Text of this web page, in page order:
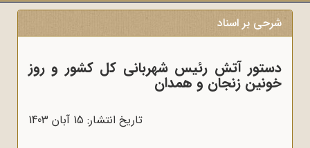
شرحی بر اسناد
دستور آتش رئیس شهربانی کل کشور و روز
خونین زنجان و همدان
تاریخ انتشار: 15 آبان 1403